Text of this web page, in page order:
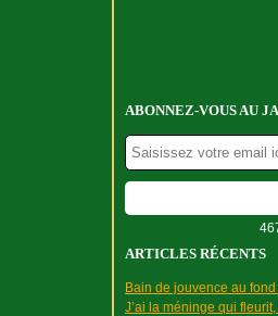
ABONNEZ-VOUS AU
ARTICLES RÉCENTS
Bain de jouvence au
J’ai la méninge qui